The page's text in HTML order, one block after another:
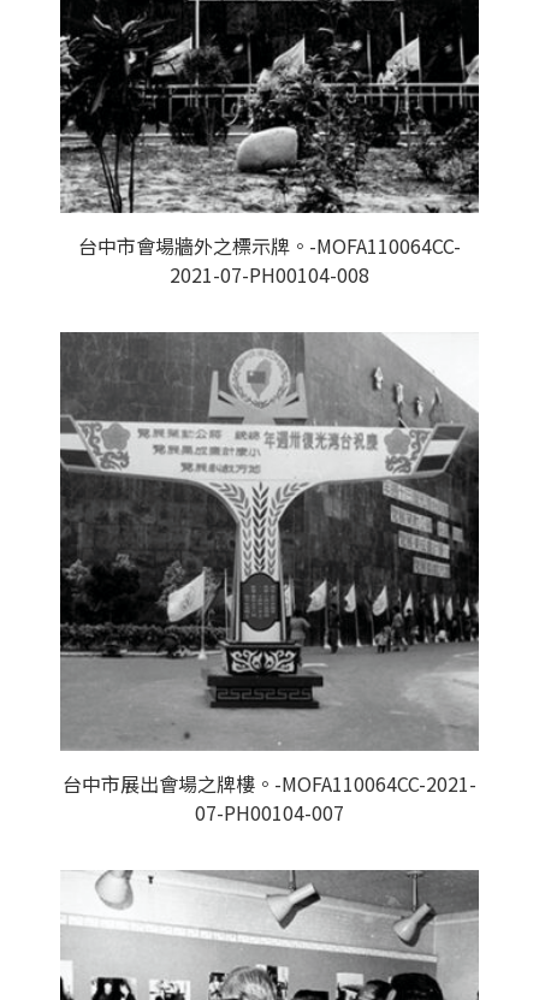
台中市會場牆外之標示牌。-MOFA110064CC-
2021-07-PH00104-008
台中市展出會場之牌樓。-MOFA110064CC-2021-
07-PH00104-007